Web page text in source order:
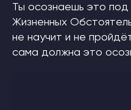
Ты осознаешь это под
Жизненных
не научит и не
сама должна это